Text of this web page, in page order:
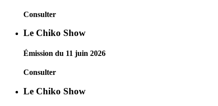
Consulter
Le Chiko Show
Émission du 11 juin 2026
Consulter
Le Chiko Show